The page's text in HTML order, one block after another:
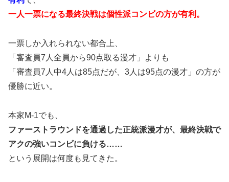
一人一票になる最終決戦は個性派コンビの方が有利。
一票しか入れられない都合上、
「審査員7人全員から90点取る漫才」よりも
「審査員7人中4人は85点だが、3人は95点の漫才」の方が
優勝に近い。
本家M-1でも、
ファーストラウンドを通過した正統派漫才が、最終決戦で
アクの強いコンビに負ける……
という展開は何度も見てきた。